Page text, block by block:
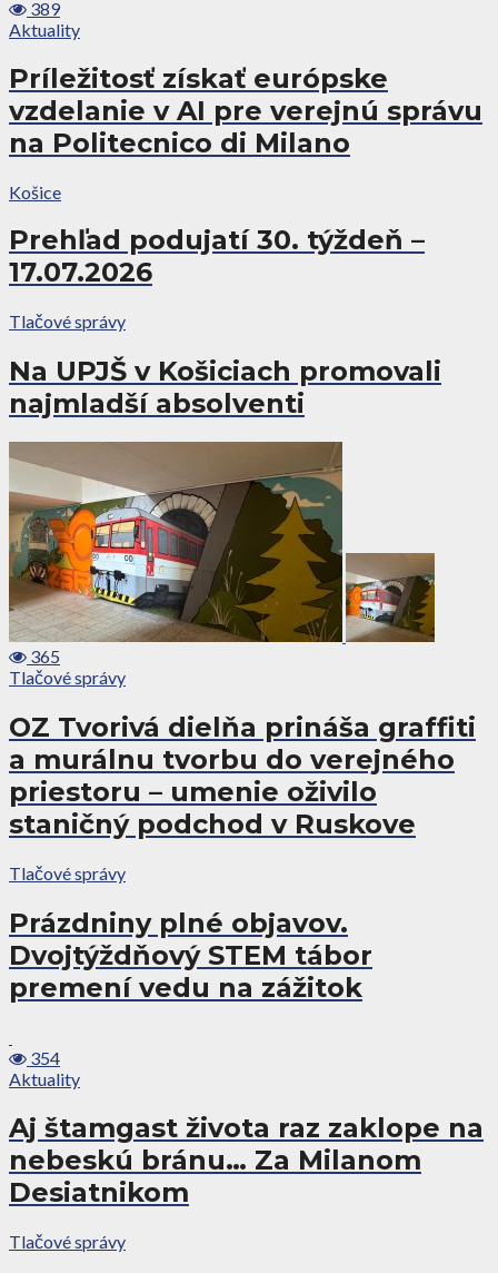
389
Aktuality
Príležitosť získať európske
vzdelanie v AI pre verejnú správu
na Politecnico di Milano
Košice
Prehľad podujatí 30. týždeň –
17.07.2026
Tlačové správy
Na UPJŠ v Košiciach promovali
najmladší absolventi
365
Tlačové správy
OZ Tvorivá dielňa prináša graffiti
a murálnu tvorbu do verejného
priestoru – umenie oživilo
staničný podchod v Ruskove
Tlačové správy
Prázdniny plné objavov.
Dvojtýždňový STEM tábor
premení vedu na zážitok
354
Aktuality
Aj štamgast života raz zaklope na
nebeskú bránu… Za Milanom
Desiatnikom
Tlačové správy